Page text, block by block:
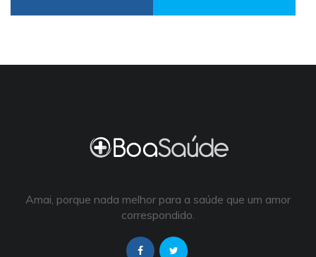
Amai, porque nada melhor para a saúde que um amor
correspondido.